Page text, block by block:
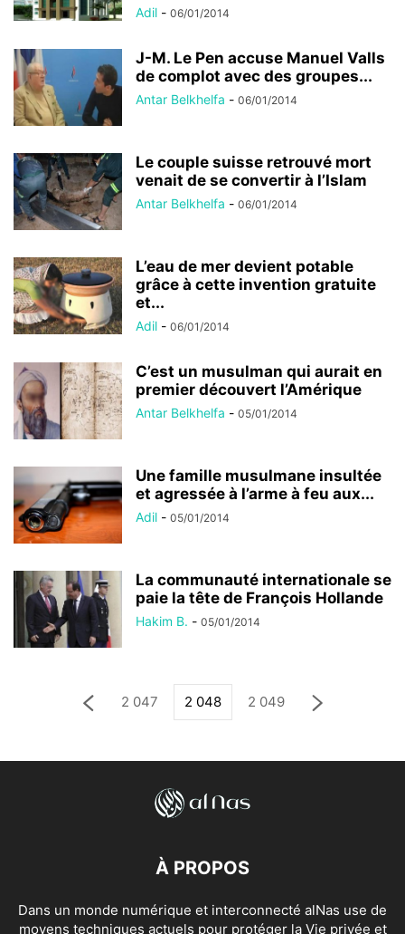
Adil - 06/01/2014
J-M. Le Pen accuse Manuel Valls
de complot avec des groupes...
Antar Belkhelfa - 06/01/2014
Le couple suisse retrouvé mort
venait de se convertir à l’Islam
Antar Belkhelfa - 06/01/2014
L’eau de mer devient potable
grâce à cette invention gratuite
et...
Adil - 06/01/2014
C’est un musulman qui aurait en
premier découvert l’Amérique
Antar Belkhelfa - 05/01/2014
Une famille musulmane insultée
et agressée à l’arme à feu aux...
Adil - 05/01/2014
La communauté internationale se
paie la tête de François Hollande
Hakim B. - 05/01/2014
2 047 2 048 2 049
À PROPOS
Dans un monde numérique et interconnecté alNas use de
moyens techniques actuels pour protéger la Vie privée et